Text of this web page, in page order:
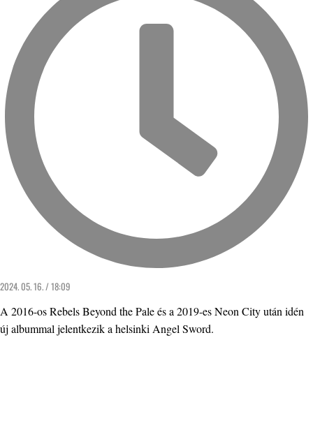
2024. 05. 16. / 18:09
A 2016-os Rebels Beyond the Pale és a 2019-es Neon City után idén
új albummal jelentkezik a helsinki Angel Sword.